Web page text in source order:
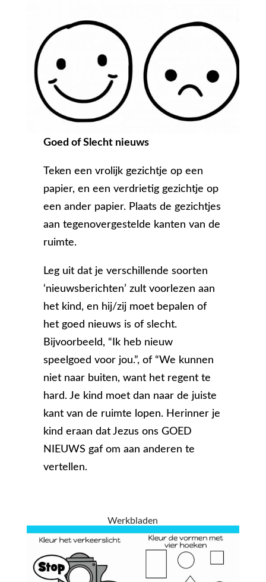
Goed of Slecht nieuws
Teken een vrolijk gezichtje op een
papier, en een verdrietig gezichtje op
een ander papier. Plaats de gezichtjes
aan tegenovergestelde kanten van de
ruimte.
Leg uit dat je verschillende soorten
‘nieuwsberichten’ zult voorlezen aan
het kind, en hij/zij moet bepalen of
het goed nieuws is of slecht.
Bijvoorbeeld, “Ik heb nieuw
speelgoed voor jou.”, of “We kunnen
niet naar buiten, want het regent te
hard. Je kind moet dan naar de juiste
kant van de ruimte lopen. Herinner je
kind eraan dat Jezus ons GOED
NIEUWS gaf om aan anderen te
vertellen.
Werkbladen